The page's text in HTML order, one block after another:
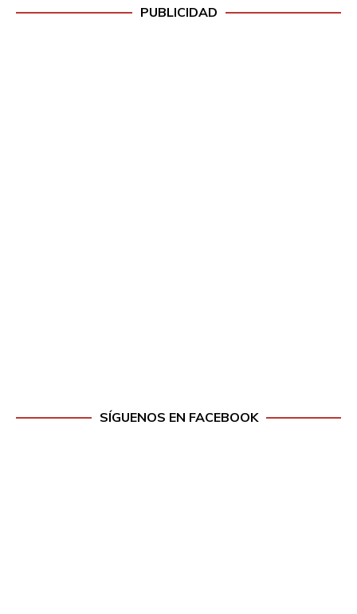
PUBLICIDAD
SÍGUENOS EN FACEBOOK